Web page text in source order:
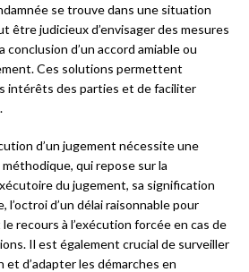
se trouve dans une situation
être judicieux d’envisager des mesures
d’un accord amiable ou
Ces solutions permettent
intérêts des parties et de faciliter
d’un jugement nécessite une
qui repose sur la
du jugement, sa signification
l’octroi d’un délai raisonnable pour
recours à l’exécution forcée en cas de
Il est également crucial de surveiller
et d’adapter les démarches en